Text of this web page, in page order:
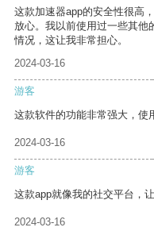
这款加速器app的安全性很高
放心。我以前使用过一些其他
情况，这让我非常担心。
2024-03-16
游客
这款软件的功能非常强大，使
2024-03-16
游客
这款app就像我的社交平台，
2024-03-16